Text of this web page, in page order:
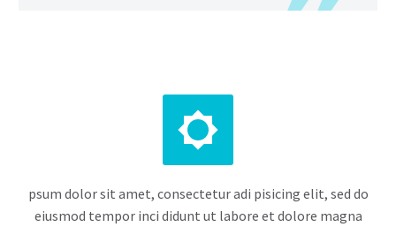


psum dolor sit amet, consectetur adi pisicing elit, sed do
eiusmod tempor inci didunt ut labore et dolore magna